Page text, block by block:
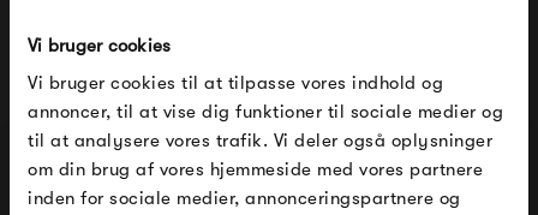
Vi bruger cookies
Vi bruger cookies til at tilpasse vores indhold og
annoncer, til at vise dig funktioner til sociale medier og
til at analysere vores trafik. Vi deler også oplysninger
om din brug af vores hjemmeside med vores partnere
inden for sociale medier, annonceringspartnere og
Lampe Gras No. 222
3 449,00 kr 3 657,00 kr
FÅ 10% PÅ DIN NÆSTE ORDRE